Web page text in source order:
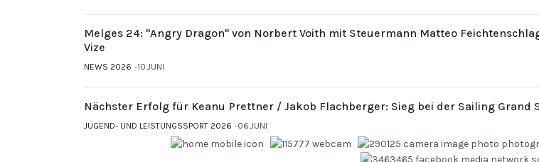
Melges 24: "Angry Dragon" von Norbert Voith mit Steuermann Matteo
Vize
NEWS 2026 10.JUNI
Nächster Erfolg für Keanu Prettner / Jakob Flachberger: Sieg bei der Sailing Grand
JUGEND- UND LEISTUNGSSPORT 2026 06.JUNI